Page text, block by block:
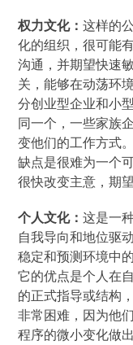
权力文化：这样的
化的组织，很可能
沟通，并期望快速
关，能够在动荡环
分创业型企业和小
同一个，一些家族
变他们的工作方式
缺点是很难为一个
很快改变主意，期
个人文化：这是一
自我导向和地位驱
稳定和预测环境中
它的优点是个人在
的正式指导或结构
非常困难，因为他
程序的微小变化做